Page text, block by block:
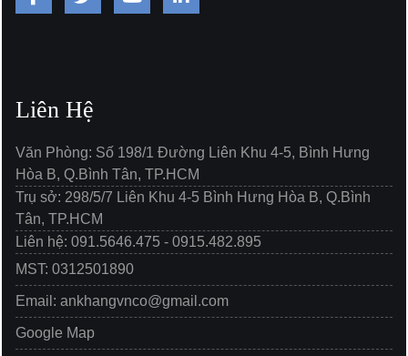
Liên Hệ
Văn Phòng: Số 198/1 Đường Liên Khu 4-5, Bình Hưng
Hòa B, Q.Bình Tân, TP.HCM
Trụ sở: 298/5/7 Liên Khu 4-5 Bình Hưng Hòa B, Q.Bình
Tân, TP.HCM
Liên hệ: 091.5646.475 - 0915.482.895
MST: 0312501890
Email: ankhangvnco@gmail.com
Google Map